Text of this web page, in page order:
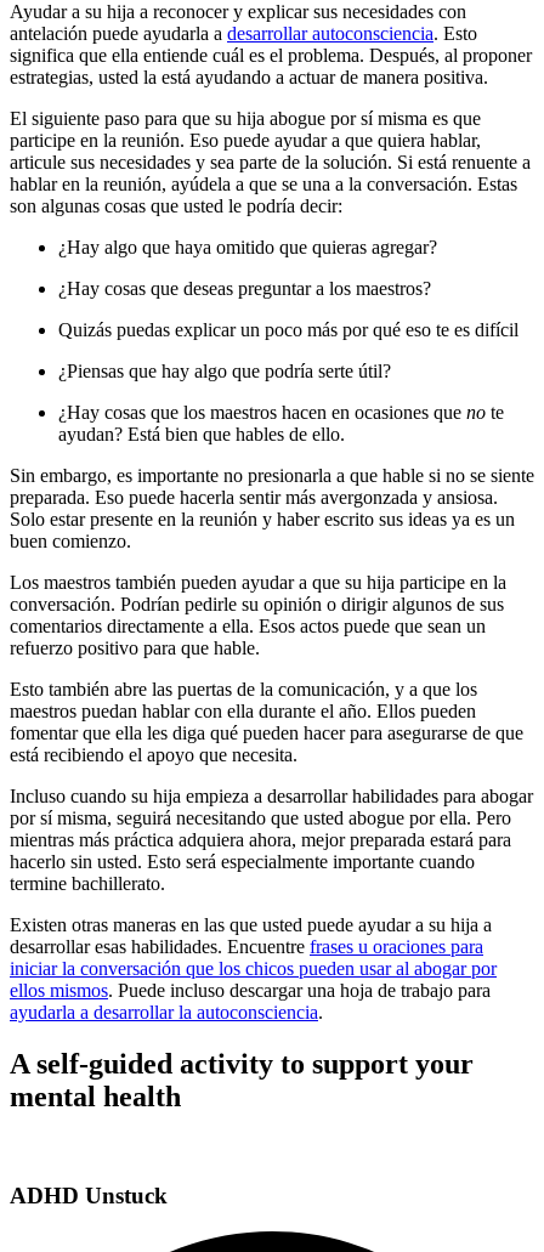
Ayudar a su hija a reconocer y explicar sus necesidades con
antelación puede ayudarla a desarrollar autoconsciencia. Esto
significa que ella entiende cuál es el problema. Después, al proponer
estrategias, usted la está ayudando a actuar de manera positiva.
El siguiente paso para que su hija abogue por sí misma es que
participe en la reunión. Eso puede ayudar a que quiera hablar,
articule sus necesidades y sea parte de la solución. Si está renuente a
hablar en la reunión, ayúdela a que se una a la conversación. Estas
son algunas cosas que usted le podría decir:
¿Hay algo que haya omitido que quieras agregar?
¿Hay cosas que deseas preguntar a los maestros?
Quizás puedas explicar un poco más por qué eso te es difícil
¿Piensas que hay algo que podría serte útil?
¿Hay cosas que los maestros hacen en ocasiones que no te
ayudan? Está bien que hables de ello.
Sin embargo, es importante no presionarla a que hable si no se siente
preparada. Eso puede hacerla sentir más avergonzada y ansiosa.
Solo estar presente en la reunión y haber escrito sus ideas ya es un
buen comienzo.
Los maestros también pueden ayudar a que su hija participe en la
conversación. Podrían pedirle su opinión o dirigir algunos de sus
comentarios directamente a ella. Esos actos puede que sean un
refuerzo positivo para que hable.
Esto también abre las puertas de la comunicación, y a que los
maestros puedan hablar con ella durante el año. Ellos pueden
fomentar que ella les diga qué pueden hacer para asegurarse de que
está recibiendo el apoyo que necesita.
Incluso cuando su hija empieza a desarrollar habilidades para abogar
por sí misma, seguirá necesitando que usted abogue por ella. Pero
mientras más práctica adquiera ahora, mejor preparada estará para
hacerlo sin usted. Esto será especialmente importante cuando
termine bachillerato.
Existen otras maneras en las que usted puede ayudar a su hija a
desarrollar esas habilidades. Encuentre frases u oraciones para
iniciar la conversación que los chicos pueden usar al abogar por
ellos mismos. Puede incluso descargar una hoja de trabajo para
ayudarla a desarrollar la autoconsciencia.
A self-guided activity to support your
mental health
ADHD Unstuck